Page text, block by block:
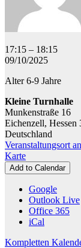
Turnen
-
Dancing
17:15 – 18:15
09/10/2025
Alter 6-9 Jahre
Kleine Turnhalle
Munkenstraße 16
Eichenzell, Hessen
Deutschland
Veranstaltungsort
KarteKleine
Turnhalle
Add to Calendar
Google
Outlook Live
Office 365
iCal
Kompletten